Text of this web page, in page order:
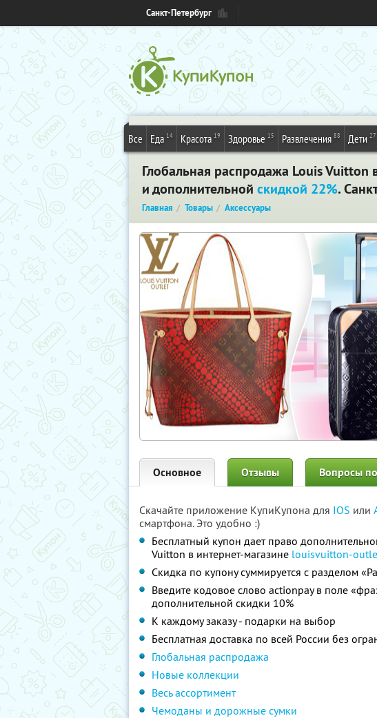
Санкт-Петербург
Все Еда 14 Красота 19 Здоровье 15 Развлечения 88 Дети 27
Глобальная распродажа Louis
и дополнительной скидкой 22%.
Главная Товары Аксессуары
Основное Отзывы Вопросы
Скачайте приложение КупиКупона для IOS или
смартфона. Это удобно :)
Бесплатный купон дает право
Vuitton в интернет-магазине louisvuitton-
Скидка по купону суммируется с разделом
Введите кодовое слово actionpay в поле
дополнительной скидки 10%
К каждому заказу - подарки на выбор
Бесплатная доставка по всей России без
Глобальная распродажа
Новые коллекции
Весь ассортимент
Чемоданы и дорожные сумки